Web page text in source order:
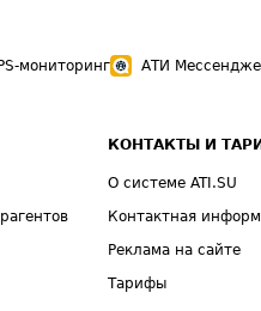
мониторинг АТИ
КОНТАКТЫ И
О системе ATI.SU
Контактная
Реклама на сайте
Тарифы